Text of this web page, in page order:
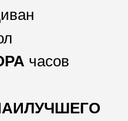
часов